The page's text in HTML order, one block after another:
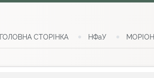
ГОЛОВНА СТОРІНКА НФаУ МОРІОН